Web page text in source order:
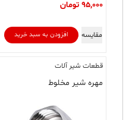
95,000 تومان
افزودن به سبد خرید مقایسه
قطعات شیر آلات
مهره شیر مخلوط